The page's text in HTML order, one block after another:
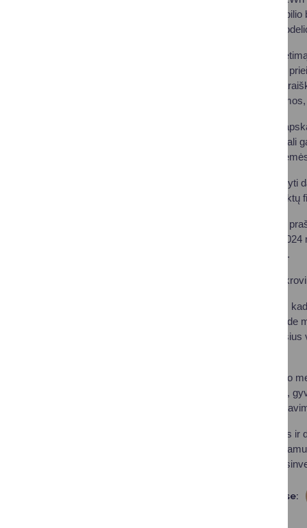
įkraunant
priklausomai nuo
Pagal paskelbtą
įkrovimo stoteles su
daugiau nei vieną
kuriuose jos
Finansavimo dydis
Pavyzdžiui, įmonė gali
įrengtą prieigą ant
Planuojama paskirstyti
sprendimai dėl
Finansavimo galima
anksčiau kaip nuo
2026 m. sausio 31 d.
Paraiškas privačių
Atkreipiame dėmesį,
gauti nereikšmingą
gauti pagal
Gyventojai pagal šiuo
2024 m. spalio mėn.,
jei yra įsirengę
Finansavimo sąlygos
į dažniausiai
paraiškas“ ir
Dalintis soc. tinkluose: